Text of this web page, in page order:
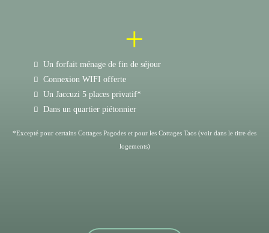
+
Un forfait ménage de fin de séjour
Connexion WIFI offerte
Un Jaccuzi 5 places privatif*
Dans un quartier piétonnier
*Excepté pour certains Cottages Pagodes et pour les Cottages Taos (voir dans le titre des
logements)